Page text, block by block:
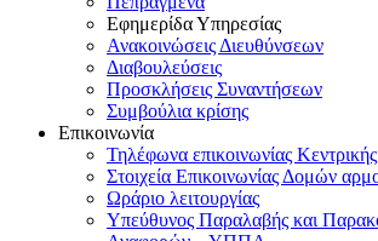
Εφημερίδα Υπηρεσίας
Ανακοινώσεις Διευθύνσεων
Διαβουλεύσεις
Προσκλήσεις Συναντήσεων
Συμβούλια κρίσης
Επικοινωνία
Τηλέφωνα επικοινωνίας
Στοιχεία Επικοινωνίας Δομών
Ωράριο λειτουργίας
Υπεύθυνος Παραλαβής και